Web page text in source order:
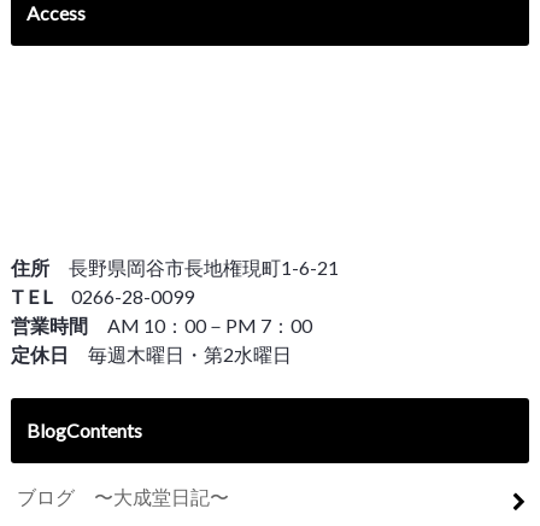
Access
住所 長野県岡谷市長地権現町1-6-21
T E L 0266-28-0099
営業時間 AM 10：00－PM 7：00
定休日
毎週木曜日・第2水曜日
BlogContents
ブログ 〜大成堂日記〜